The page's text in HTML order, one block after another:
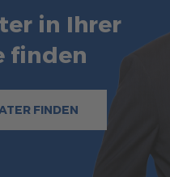
in Ihrer
finden
FINDEN